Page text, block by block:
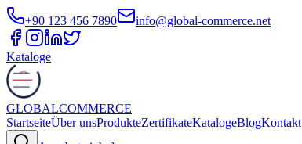
+90 123 456 7890 info@global-commerce.net
Kataloge
GLOBALCOMMERCE
StartseiteÜber unsProdukteZertifikateKatalogeBlogKontakt